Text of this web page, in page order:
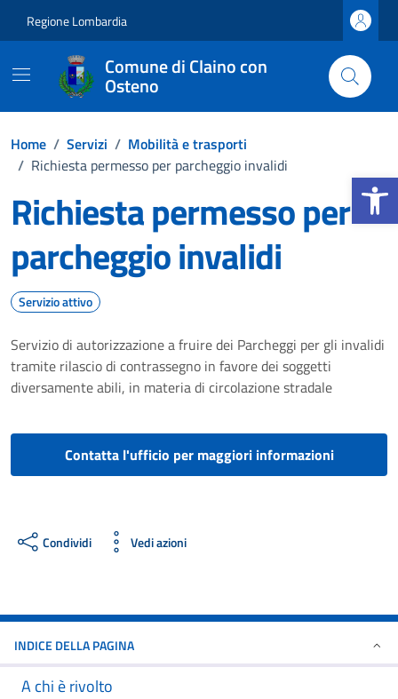
Apri la
Regione Lombardia
Comune di Claino con
Osteno
Home / Servizi / Mobilità e trasporti
/ Richiesta permesso per parcheggio invalidi
Richiesta permesso per
parcheggio invalidi
Servizio attivo
Servizio di autorizzazione a fruire dei Parcheggi per gli invalidi
tramite rilascio di contrassegno in favore dei soggetti
diversamente abili, in materia di circolazione stradale
Contatta l'ufficio per maggiori informazioni
Condividi Vedi azioni
INDICE DELLA PAGINA
A chi è rivolto